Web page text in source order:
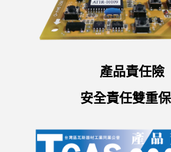
產品責任險
安全責任雙重